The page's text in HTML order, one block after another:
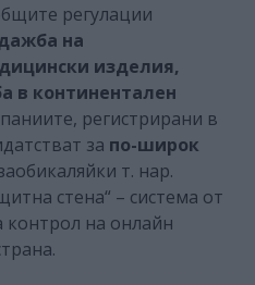
регулации
на
изделия,
в континентален
регистрирани в
за по-широк
т. нар.
стена“ – система от
контрол на онлайн